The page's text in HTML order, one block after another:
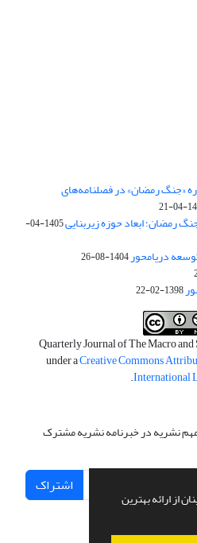
از ارائه بهترین
«جنگ رمضان» در فصلنامه‌های
رمضان؛ ابعاد حوزه زیربنایی
1405-04-
دریامحور1404-08-26
1398-02-22
Quarterly Journal of The Macro
under aCreative Commons
International
.
مهم نشریه در خبرنامه نشریه مشترک
اشتراک